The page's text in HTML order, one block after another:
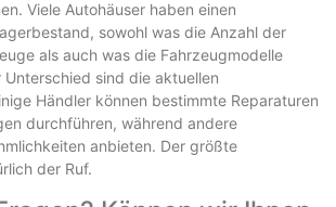
Viele Autohäuser haben einen
sowohl was die Anzahl der
als auch was die Fahrzeugmodelle
sind die aktuellen
Händler können bestimmte Reparaturen
durchführen, während andere
anbieten. Der größte
der Ruf.